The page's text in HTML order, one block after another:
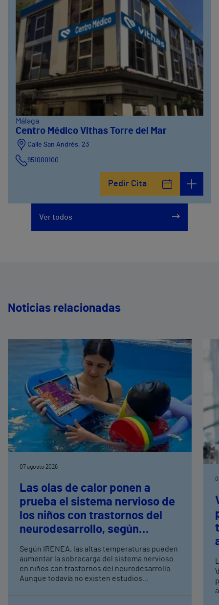
Málaga
Centro Médico Vithas Torre del Mar
Calle San Andrés, 23
951000100
Pedir Cita
Ver todos
Noticias relacionadas
07 agosto 2026
Las olas de calor ponen a
prueba el sistema nervioso de
los niños con trastornos del
neurodesarrollo, según
expertos en
neurorrehabilitación
pediátrica de Vithas
Según IRENEA, las altas temperaturas pueden
aumentar la sobrecarga del sistema nervioso
en niños con trastornos del neurodesarrollo
Aunque todavía no existen estudios